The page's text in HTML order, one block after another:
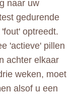
naar uw
gedurende
optreedt.
'actieve' pillen
achter elkaar
weken, moet
alsof u een